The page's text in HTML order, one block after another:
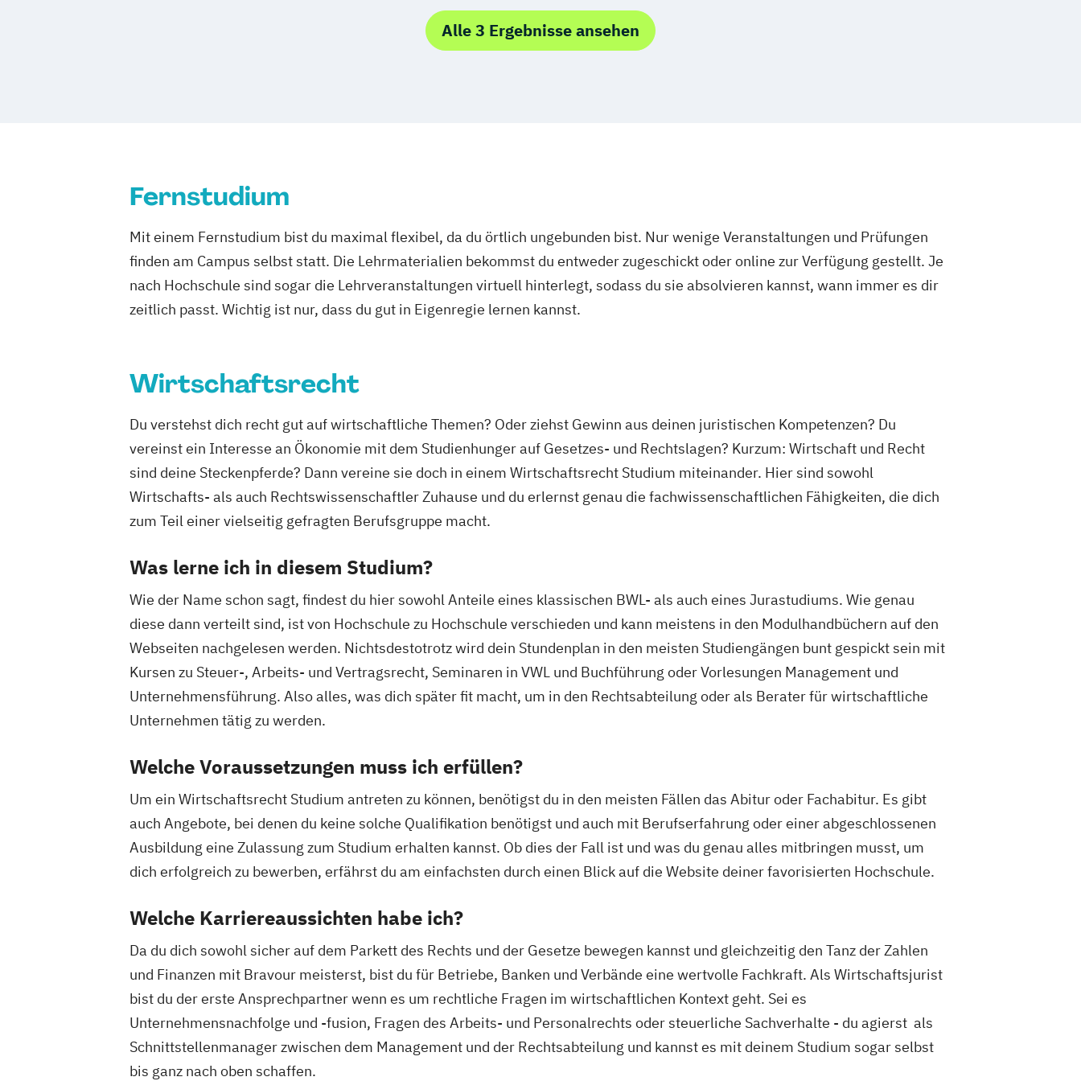
Alle 3 Ergebnisse ansehen
Fernstudium
Mit einem Fernstudium bist du maximal flexibel, da du örtlich ungebunden bist. Nur wenige Veranstaltungen und Prüfungen
finden am Campus selbst statt. Die Lehrmaterialien bekommst du entweder zugeschickt oder online zur Verfügung gestellt. Je
nach Hochschule sind sogar die Lehrveranstaltungen virtuell hinterlegt, sodass du sie absolvieren kannst, wann immer es dir
zeitlich passt. Wichtig ist nur, dass du gut in Eigenregie lernen kannst.
Wirtschaftsrecht
Du verstehst dich recht gut auf wirtschaftliche Themen? Oder ziehst Gewinn aus deinen juristischen Kompetenzen? Du
vereinst ein Interesse an Ökonomie mit dem Studienhunger auf Gesetzes- und Rechtslagen? Kurzum: Wirtschaft und Recht
sind deine Steckenpferde? Dann vereine sie doch in einem Wirtschaftsrecht Studium miteinander. Hier sind sowohl
Wirtschafts- als auch Rechtswissenschaftler Zuhause und du erlernst genau die fachwissenschaftlichen Fähigkeiten, die dich
zum Teil einer vielseitig gefragten Berufsgruppe macht.
Was lerne ich in diesem Studium?
Wie der Name schon sagt, findest du hier sowohl Anteile eines klassischen BWL- als auch eines Jurastudiums. Wie genau
diese dann verteilt sind, ist von Hochschule zu Hochschule verschieden und kann meistens in den Modulhandbüchern auf den
Webseiten nachgelesen werden. Nichtsdestotrotz wird dein Stundenplan in den meisten Studiengängen bunt gespickt sein mit
Kursen zu Steuer-, Arbeits- und Vertragsrecht, Seminaren in VWL und Buchführung oder Vorlesungen Management und
Unternehmensführung. Also alles, was dich später fit macht, um in den Rechtsabteilung oder als Berater für wirtschaftliche
Unternehmen tätig zu werden.
Welche Voraussetzungen muss ich erfüllen?
Um ein Wirtschaftsrecht Studium antreten zu können, benötigst du in den meisten Fällen das Abitur oder Fachabitur. Es gibt
auch Angebote, bei denen du keine solche Qualifikation benötigst und auch mit Berufserfahrung oder einer abgeschlossenen
Ausbildung eine Zulassung zum Studium erhalten kannst. Ob dies der Fall ist und was du genau alles mitbringen musst, um
dich erfolgreich zu bewerben, erfährst du am einfachsten durch einen Blick auf die Website deiner favorisierten Hochschule.
Welche Karriereaussichten habe ich?
Da du dich sowohl sicher auf dem Parkett des Rechts und der Gesetze bewegen kannst und gleichzeitig den Tanz der Zahlen
und Finanzen mit Bravour meisterst, bist du für Betriebe, Banken und Verbände eine wertvolle Fachkraft. Als Wirtschaftsjurist
bist du der erste Ansprechpartner wenn es um rechtliche Fragen im wirtschaftlichen Kontext geht. Sei es
Unternehmensnachfolge und -fusion, Fragen des Arbeits- und Personalrechts oder steuerliche Sachverhalte - du agierst als
Schnittstellenmanager zwischen dem Management und der Rechtsabteilung und kannst es mit deinem Studium sogar selbst
bis ganz nach oben schaffen.